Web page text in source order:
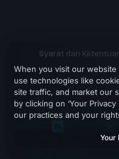
Syarat dan
When you visit our
use technologies like
site traffic, and market our
by clicking on ‘Your
our practices and your
Your